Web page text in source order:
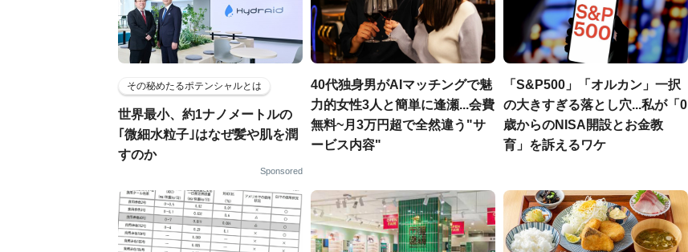
その秘めたるポテンシャルとは
世界最小、約1ナノメートルの
｢微細水粒子｣はなぜ髪や肌を潤
すのか
Sponsored
40代独身男がAIマッチングで魅
力的女性3人と簡単に逢瀬...会費
無料~月3万円超で全然違う"サ
ービス内容"
「S&P500」「オルカン」一択
の大きすぎる落とし穴...私が「0
歳からのNISA開設とお金教
育」を訴えるワケ